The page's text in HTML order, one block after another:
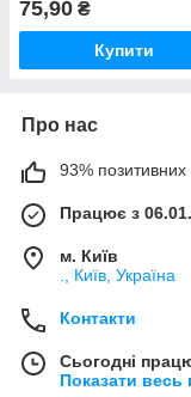
75,90 ₴
Купити
Про нас
93% позитивних
Працює з
м. Київ
., Київ, Україна
Контакти
Сьогодні
Показати весь